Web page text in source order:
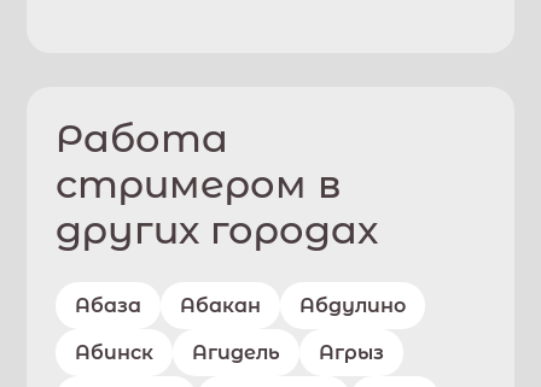
Работа
стримером в
других городах
Абаза Абакан Абдулино
Абинск Агидель Агрыз